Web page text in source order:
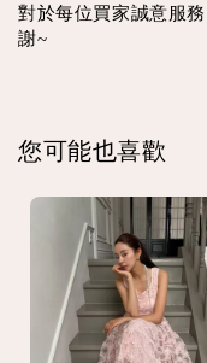
對於每位買家誠意服
謝~
您可能也喜歡